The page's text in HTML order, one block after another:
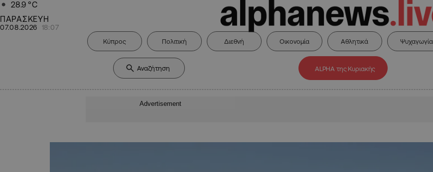
28.9 °C
ΠΑΡΑΣΚΕΥΗ
07.08.2026 18:07
Κύπρος Πολιτική Διεθνή Οικονομία Αθλητικά Ψυχαγωγία
ALPHA της Κυριακής
Advertisement